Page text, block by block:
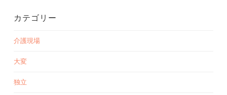
カテゴリー
介護現場
大変
独立